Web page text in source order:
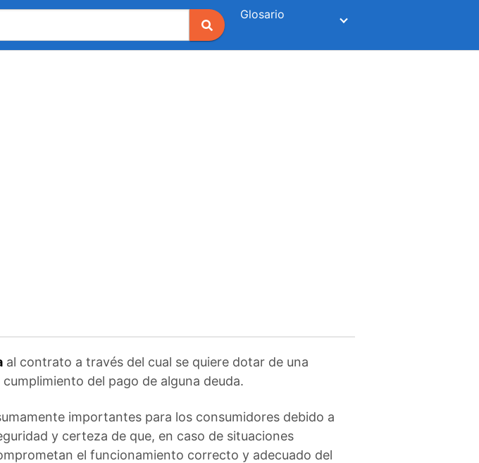
Glosario
al contrato a través del cual se quiere dotar de una
del pago de alguna deuda.
importantes para los consumidores debido a
y certeza de que, en caso de situaciones
el funcionamiento correcto y adecuado del